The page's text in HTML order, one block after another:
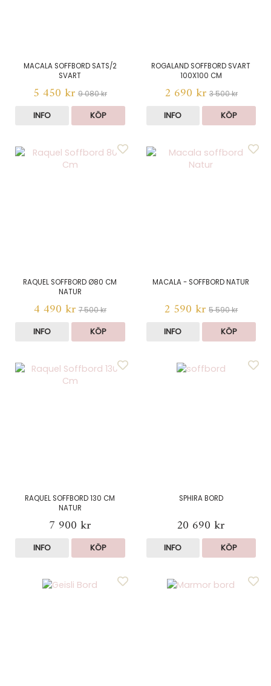
MACALA SOFFBORD SATS/2
SVART
5 450 kr 9 080 kr
INFO KÖP
ROGALAND SOFFBORD SVART
100X100 CM
2 690 kr 3 500 kr
INFO KÖP
RAQUEL SOFFBORD Ø80 CM
NATUR
4 490 kr 7 500 kr
INFO KÖP
MACALA - SOFFBORD NATUR
2 590 kr 5 590 kr
INFO KÖP
RAQUEL SOFFBORD 130 CM
NATUR
7 900 kr
INFO KÖP
SPHIRA BORD
20 690 kr
INFO KÖP